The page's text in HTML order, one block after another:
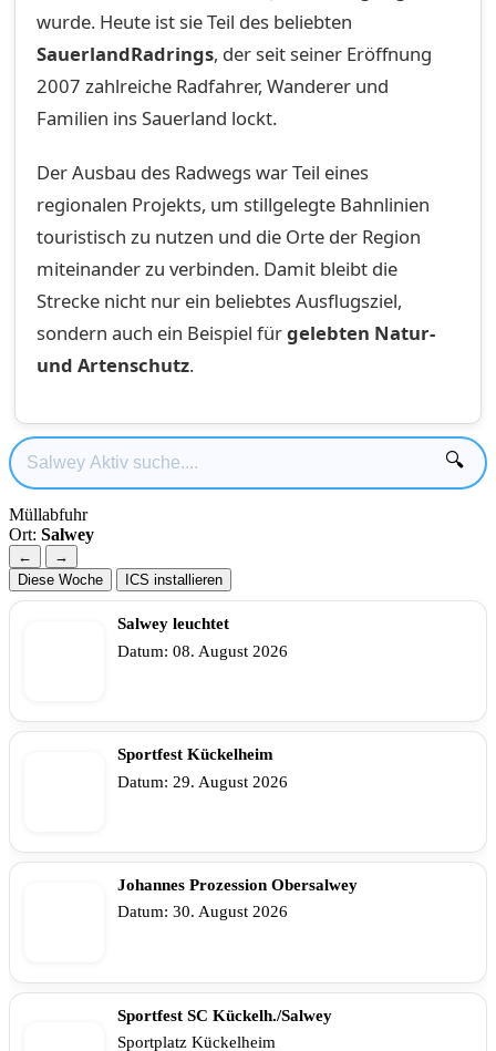
wurde. Heute ist sie Teil des beliebten
SauerlandRadrings, der seit seiner Eröffnung
2007 zahlreiche Radfahrer, Wanderer und
Familien ins Sauerland lockt.
Der Ausbau des Radwegs war Teil eines
regionalen Projekts, um stillgelegte Bahnlinien
touristisch zu nutzen und die Orte der Region
miteinander zu verbinden. Damit bleibt die
Strecke nicht nur ein beliebtes Ausflugsziel,
sondern auch ein Beispiel fürgelebten Natur-
und Artenschutz.
🔍
Müllabfuhr
Ort: Salwey
←
→
Diese Woche
ICS installieren
Salwey leuchtet
Datum: 08. August 2026
Sportfest Kückelheim
Datum: 29. August 2026
Johannes Prozession Obersalwey
Datum: 30. August 2026
Sportfest SC Kückelh./Salwey
Sportplatz Kückelheim